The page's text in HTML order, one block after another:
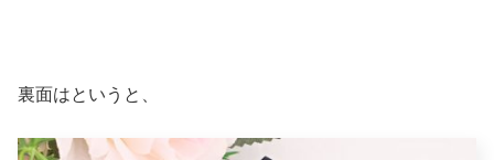
裏面はというと、